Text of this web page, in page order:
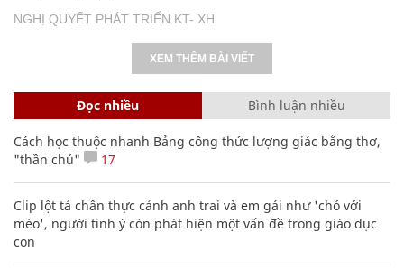
NGHỊ QUYẾT PHÁT TRIỂN KT- XH
XEM THÊM BÀI VIẾT
Đọc nhiều Bình luận nhiều
Cách học thuộc nhanh Bảng công thức lượng giác bằng thơ,
"thần chú"
17
Clip lột tả chân thực cảnh anh trai và em gái như 'chó với
mèo', người tinh ý còn phát hiện một vấn đề trong giáo dục
con